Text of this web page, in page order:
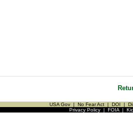
USA Gov | No Fear Act | DOI |
Privacy Policy| FOIA|